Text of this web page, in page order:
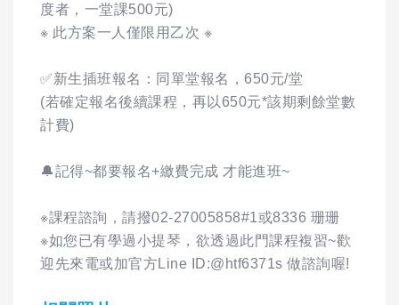
度者，一堂課500元)
※ 此方案一人僅限用乙次 ※
✅新生插班報名：同單堂報名，650元/堂
(若確定報名後續課程，再以650元*該期剩餘堂數
計費)
🔔記得~都要報名+繳費完成 才能進班~
※課程諮詢，請撥02-27005858#1或8336 珊珊
※如您已有學過小提琴，欲透過此門課程複習~歡
迎先來電或加官方Line ID:@htf6371s 做諮詢喔!